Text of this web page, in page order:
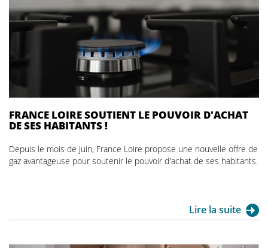
FRANCE LOIRE SOUTIENT LE POUVOIR D'ACHAT
DE SES HABITANTS !
Depuis le mois de juin, France Loire propose une nouvelle offre de
gaz avantageuse pour soutenir le pouvoir d'achat de ses habitants.
Lire la suite